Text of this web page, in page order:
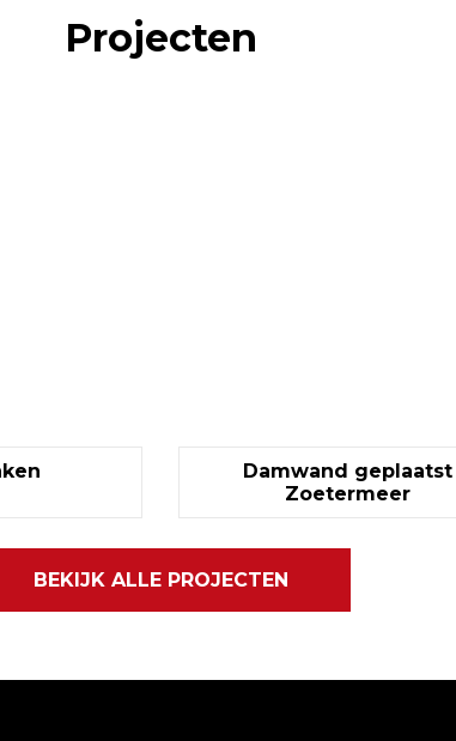
Projecten
Damwand geplaatst
Zoetermeer
BEKIJK ALLE PROJECTEN